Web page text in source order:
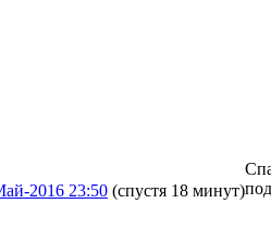
2016 23:50 (спустя 18 минут)